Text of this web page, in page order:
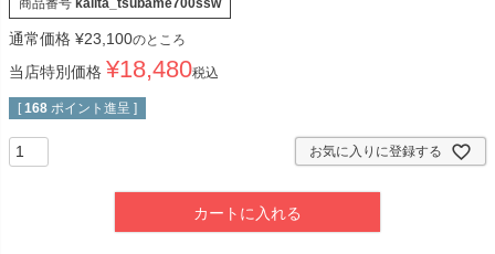
商品番号 kalita_tsubame700ssw
通常価格 ¥23,100のところ
当店特別価格 ¥18,480税込
[ 168 ポイント進呈 ]
お気に入りに登録する
カートに入れる